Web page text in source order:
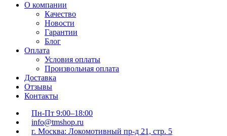
О компании
Качество
Новости
Гарантии
Блог
Оплата
Условия оплаты
Произвольная оплата
Доставка
Отзывы
Контакты
Пн-Пт 9:00–18:00
info@tmshop.ru
г. Москва: Локомотивный пр-д 21, стр. 5